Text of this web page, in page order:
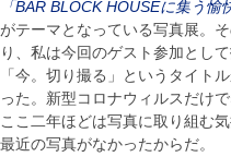
「BAR BLOCK HOUSEに集う
がテーマとなっている写真展。
り、私は今回のゲスト参加として
「今。切り撮る」というタイト
った。新型コロナウィルスだけ
ここ二年ほどは写真に取り組む
最近の写真がなかったからだ。